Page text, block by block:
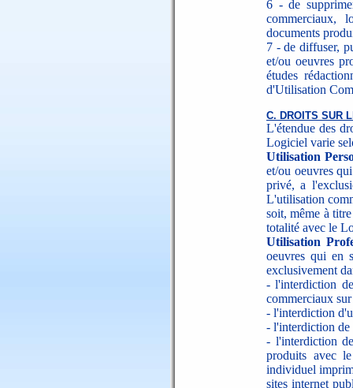
6 - de
commerciaux,
documents
7 - de diffuser,
et/ou oeuvres
études
d'Utilisation
C. DROITS SUR
L'étendue des
Logiciel varie
Utilisation
et/ou oeuvres
privé, a
L'utilisation
soit, même à
totalité avec le
Utilisation
oeuvres qui en
exclusivement
- l'interdiction
commerciaux
- l'interdiction
- l'interdiction de
- l'interdiction
produits avec
individuel
sites internet